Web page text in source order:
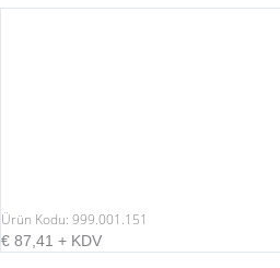
Ürün Kodu: 999.001.151
€ 87,41 + KDV